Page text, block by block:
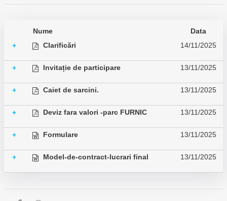
Nume
Data
+
Clarificări 14/11/2025
+ Invitație de participare 13/11/2025
+ Caiet de sarcini. 13/11/2025
+ Deviz fara valori -parc FURNIC 13/11/2025
+ Formulare 13/11/2025
+ Model-de-contract-lucrari final 13/11/2025